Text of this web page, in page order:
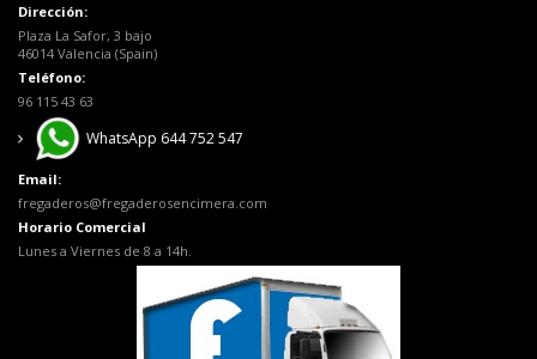
Dirección:
Plaza La Safor, 3 bajo
46014 Valencia (Spain)
Teléfono:
96 115 43 63
WhatsApp 644 752 547
Email:
fregaderos@fregaderosencimera.com
Horario Comercial
Lunes a Viernes de 8 a 14h.